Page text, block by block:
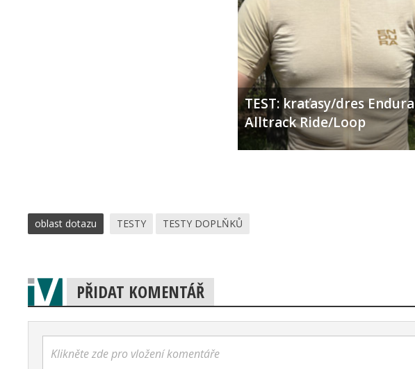
TEST: kraťasy/dres Endura
Alltrack Ride/Loop
oblast dotazu TESTY TESTY DOPLŇKŮ
PŘIDAT KOMENTÁŘ
Klikněte zde pro vložení komentáře